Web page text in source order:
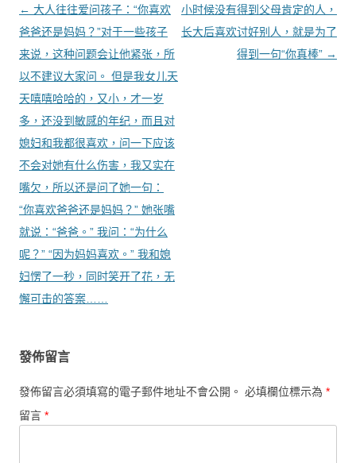
文章導覽
← 大人往往爱问孩子：“你喜欢
爸爸还是妈妈？”对于一些孩子
来说，这种问题会让他紧张，所
以不建议大家问。 但是我女儿天
天嘻嘻哈哈的，又小，才一岁
多，还没到敏感的年纪，而且对
媳妇和我都很喜欢，问一下应该
不会对她有什么伤害，我又实在
嘴欠，所以还是问了她一句：
“你喜欢爸爸还是妈妈？” 她张嘴
就说：“爸爸。” 我问：“为什么
呢？” “因为妈妈喜欢。” 我和媳
妇愣了一秒，同时笑开了花，无
懈可击的答案……
小时候没有得到父母肯定的人，
长大后喜欢讨好别人，就是为了
得到一句“你真棒” →
發佈留言
發佈留言必須填寫的電子郵件地址不會公開。 必填欄位標示為 *
留言 *